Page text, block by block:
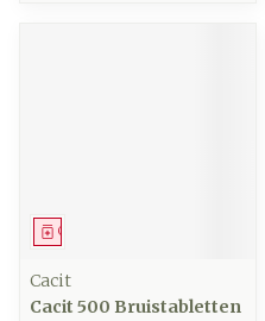
Geneesmiddel
Cacit
Cacit 500 Bruistabletten